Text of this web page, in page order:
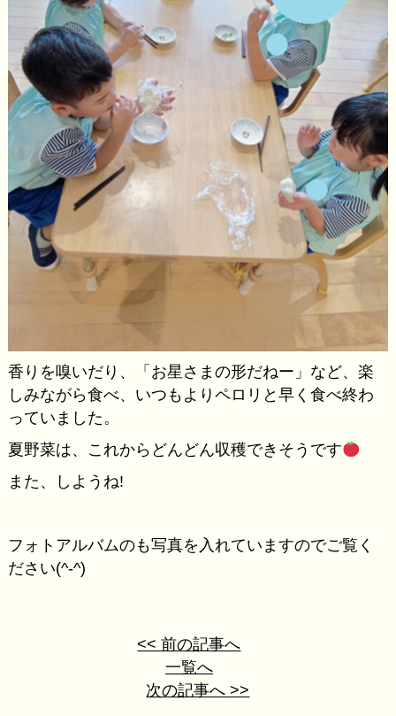
香りを嗅いだり、「お星さまの形だねー」など、楽
しみながら食べ、いつもよりペロリと早く食べ終わ
っていました。
夏野菜は、これからどんどん収穫できそうです
また、しようね!
フォトアルバムのも写真を入れていますのでご覧く
ださい(^-^)
<< 前の記事へ
一覧へ
次の記事へ >>